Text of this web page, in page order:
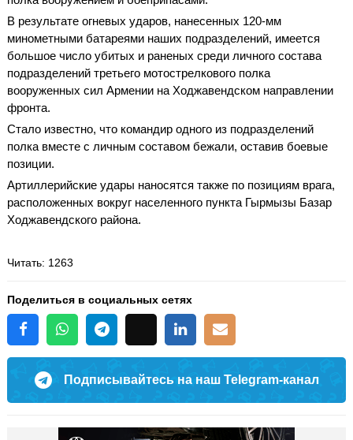
В результате огневых ударов, нанесенных 120-мм
минометными батареями наших подразделений, имеется
большое число убитых и раненых среди личного состава
подразделений третьего мотострелкового полка
вооруженных сил Армении на Ходжавендском направлении
фронта.
Стало известно, что командир одного из подразделений
полка вместе с личным составом бежали, оставив боевые
позиции.
Артиллерийские удары наносятся также по позициям врага,
расположенных вокруг населенного пункта Гырмызы Базар
Ходжавендского района.
Читать: 1263
Поделиться в социальных сетях
Подписывайтесь на наш Telegram-канал